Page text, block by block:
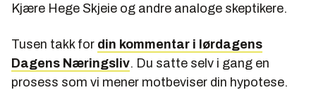
Kjære Hege Skjeie og andre analoge skeptikere.
Tusen takk for din kommentar i lørdagens
Dagens Næringsliv. Du satte selv i gang en
prosess som vi mener motbeviser din hypotese.